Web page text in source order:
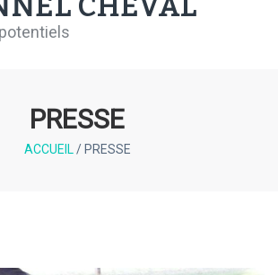
PRESSE
ACCUEIL / PRESSE